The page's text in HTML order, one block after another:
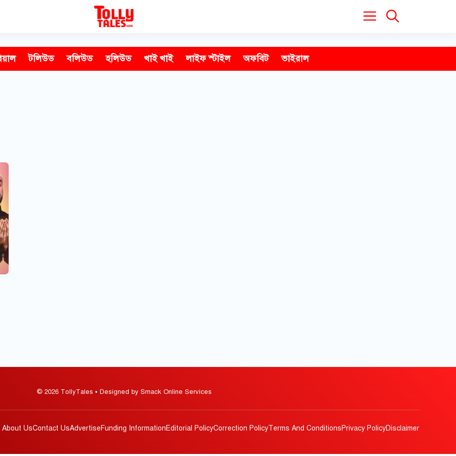
টলিউড বলিউড হলিউড খাই খাই লাইফ স্টাইল অফবিট ভাইরাল
© 2026 TollyTales • Designed by Smack Online Services
About UsContact UsAdvertiseFunding InformationEditorial PolicyCorrection PolicyTerms And ConditionsPrivacy PolicyDisclaimer